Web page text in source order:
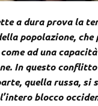
a dura prova la
popolazione,
ad una
In questo
quella russa,
blocco